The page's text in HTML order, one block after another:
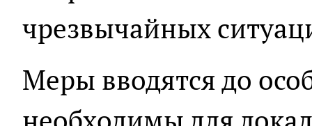
чрезвычайных
Меры вводятся до